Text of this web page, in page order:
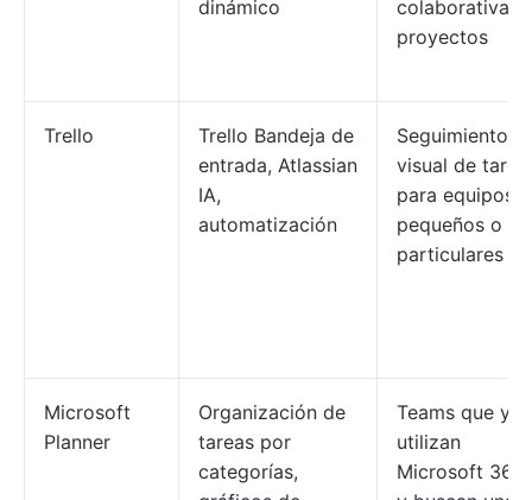
dinámico
colaborativa
proyectos
Trello
Trello Bandeja de
entrada, Atlassian
IA,
automatización
Seguimiento
visual de
para equipos
pequeños o
particulares
Microsoft
Planner
Organización de
tareas por
categorías,
Teams que ya
utilizan
Microsoft 365